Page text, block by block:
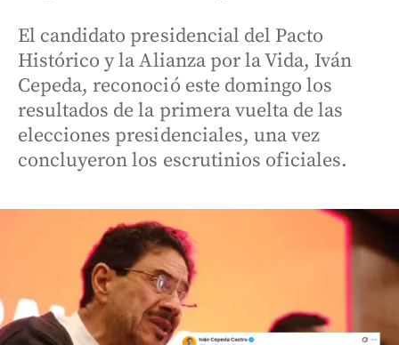
El candidato presidencial del Pacto
Histórico y la Alianza por la Vida, Iván
Cepeda, reconoció este domingo los
resultados de la primera vuelta de las
elecciones presidenciales, una vez
concluyeron los escrutinios oficiales.